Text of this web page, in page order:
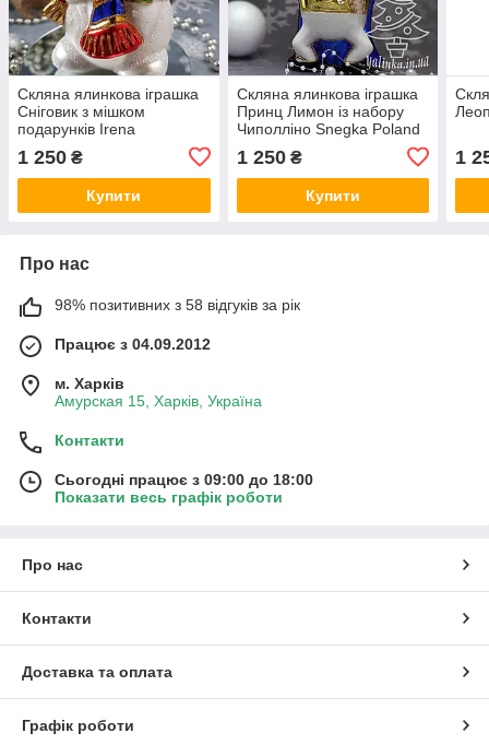
Скляна ялинкова іграшка
Сніговик з мішком
подарунків Irena
1 250 ₴
Купити
Скляна ялинкова іграшка
Принц Лимон із набору
Чиполліно Snegka Poland
Irena.
1 250₴
Купити
1
Про нас
98% позитивних з 58 відгуків за рік
Працює з 04.09.2012
м. Харків
Амурская 15, Харків, Україна
Контакти
Сьогодні працює з 09:00 до 18:00
Показати весь графік роботи
Про нас
Контакти
Доставка та оплата
Графік роботи